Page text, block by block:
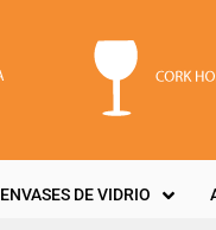
ENVASES DE VIDRIO